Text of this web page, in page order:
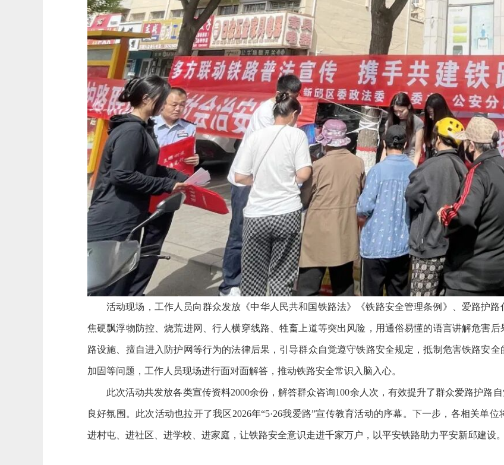
活动现场，工作人员向群众发放《中华人民共和国铁路法》《铁路安全管理条例》、爱路护
焦硬飘浮物防控、烧荒进网、行人横穿线路、牲畜上道等突出风险，用通俗易懂的语言讲解危害
路设施、擅自进入防护网等行为的法律后果，引导群众自觉遵守铁路安全规定，抵制危害铁路安
加固等问题，工作人员现场进行面对面解答，推动铁路安全常识入脑入心。
此次活动共发放各类宣传资料2000余份，解答群众咨询100余人次，有效提升了群众爱路护路
良好氛围。此次活动也拉开了我区2026年“5·26我爱路”宣传教育活动的序幕。下一步，各相关单
进村屯、进社区、进学校、进家庭，让铁路安全意识走进千家万户，以平安铁路助力平安新邱建设。